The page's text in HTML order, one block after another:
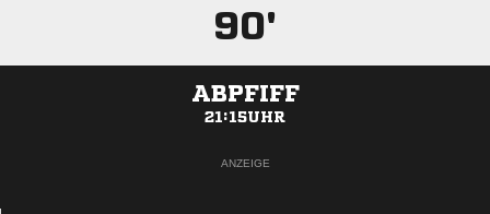
90'
ABPFIFF
21:15UHR
ANZEIGE